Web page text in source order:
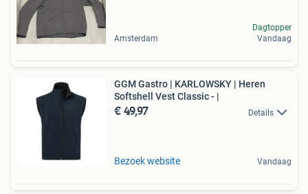
Amsterdam
Dagtopper
Vandaag
GGM Gastro | KARLOWSKY | Heren
Softshell Vest Classic - |
€ 49,97 Details
Bezoek website Vandaag